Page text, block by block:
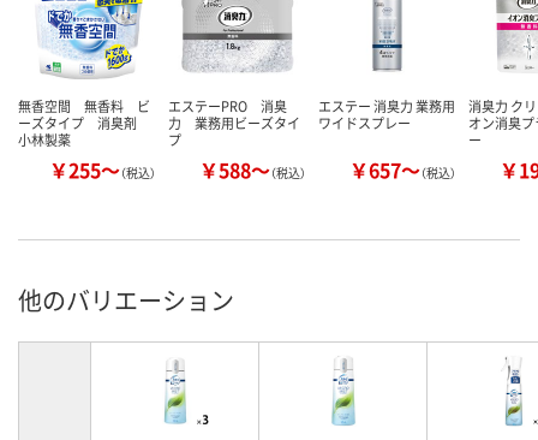
無香空間 無香料 ビ
ーズタイプ 消臭剤
小林製薬
￥255～（税込）
エステーPRO 消臭
力 業務用ビーズタイ
プ
￥588～（税込）
エステー 消臭力 業務用
ワイドスプレー
￥657～（税込）
消臭力 ク
オン消臭
ー
￥
他のバリエーション